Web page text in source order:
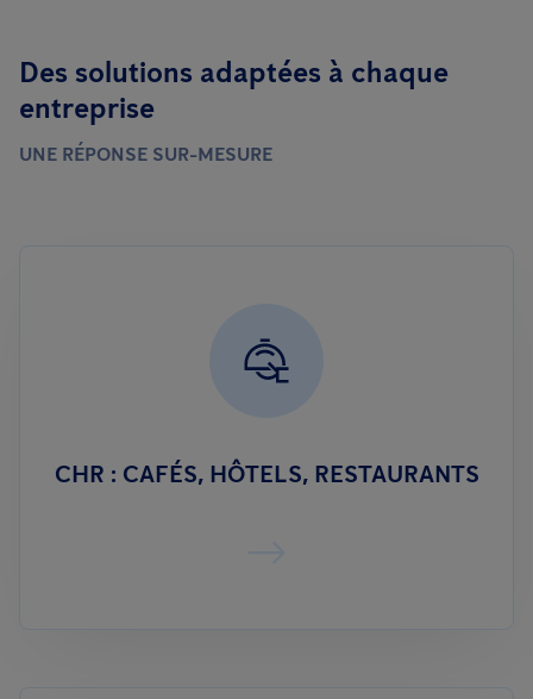
Des solutions adaptées à chaque
entreprise
UNE RÉPONSE SUR-MESURE
CHR : CAFÉS, HÔTELS, RESTAURANTS